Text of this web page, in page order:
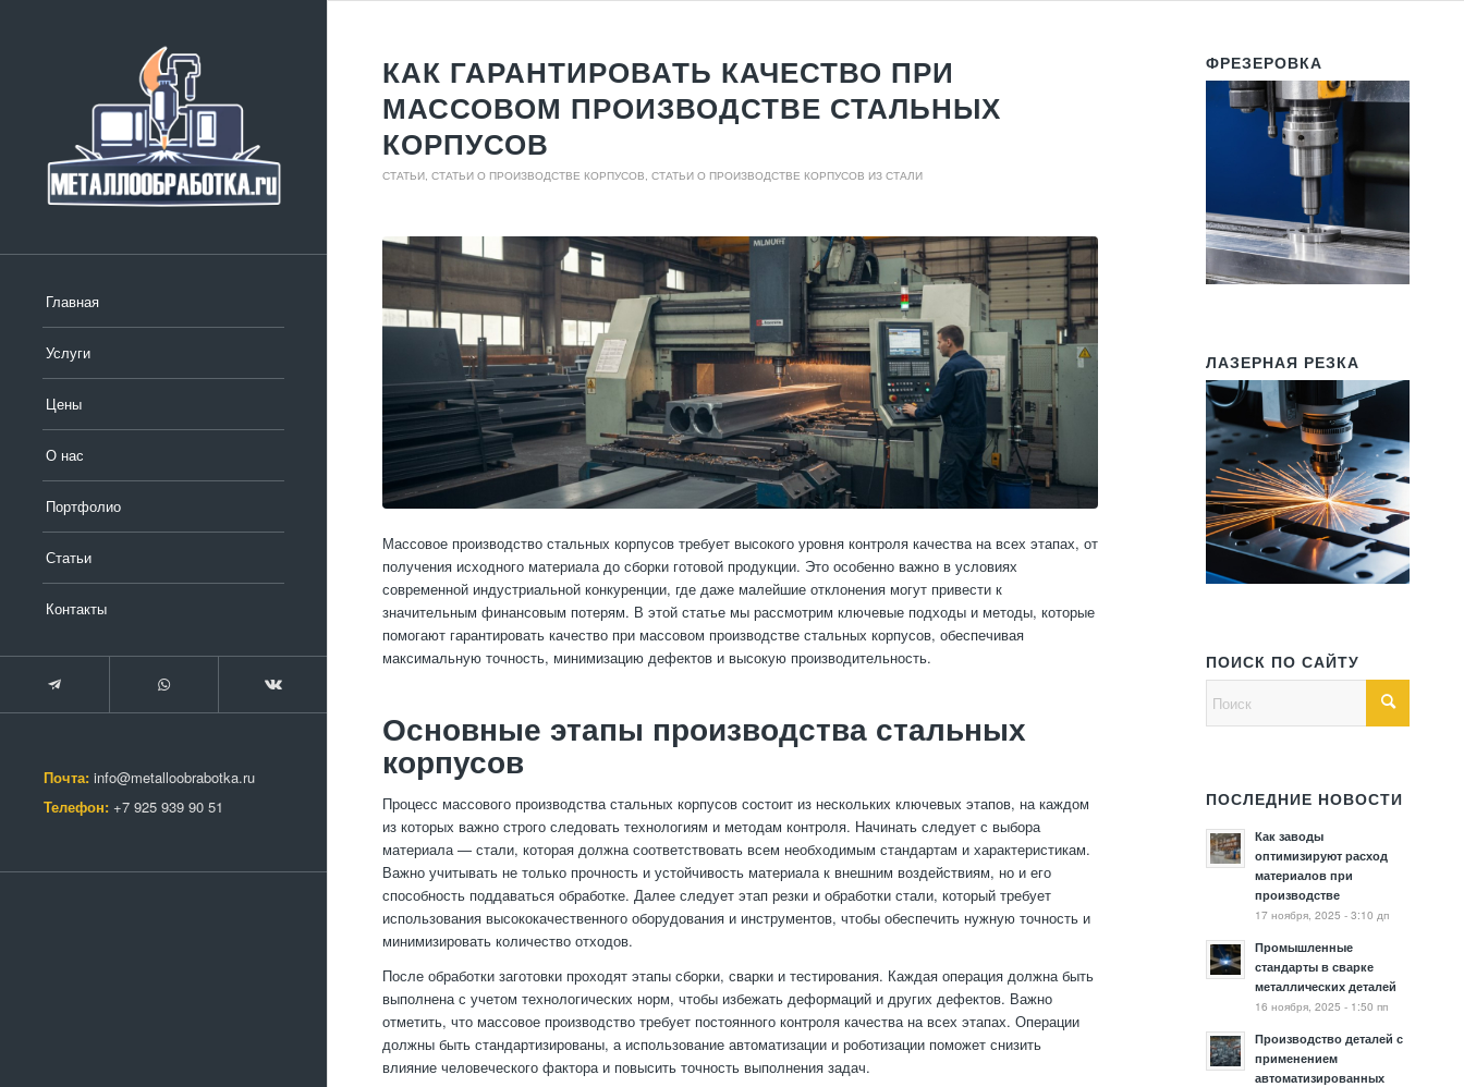
Главная
Услуги
Цены
О нас
Портфолио
Статьи
Контакты
Почта: info@metalloobrabotka.ru
Телефон: +7 925 939 90 51
КАК ГАРАНТИРОВАТЬ КАЧЕСТВО ПРИ
МАССОВОМ ПРОИЗВОДСТВЕ СТАЛЬНЫХ
КОРПУСОВ
СТАТЬИ СТАТЬИ О ПРОИЗВОДСТВЕ КОРПУСОВ СТАТЬИ О ПРОИЗВОДСТВЕ КОРПУСОВ ИЗ СТАЛИ
Массовое производство стальных корпусов требует высокого уровня контроля качества на всех этапах, от
получения исходного материала до сборки готовой продукции. Это особенно важно в условиях
современной индустриальной конкуренции, где даже малейшие отклонения могут привести к
значительным финансовым потерям. В этой статье мы рассмотрим ключевые подходы и методы, которые
помогают гарантировать качество при массовом производстве стальных корпусов, обеспечивая
максимальную точность, минимизацию дефектов и высокую производительность.
Основные этапы производства стальных
корпусов
Процесс массового производства стальных корпусов состоит из нескольких ключевых этапов, на каждом
из которых важно строго следовать технологиям и методам контроля. Начинать следует с выбора
материала — стали, которая должна соответствовать всем необходимым стандартам и характеристикам.
Важно учитывать не только прочность и устойчивость материала к внешним воздействиям, но и его
способность поддаваться обработке. Далее следует этап резки и обработки стали, который требует
использования высококачественного оборудования и инструментов, чтобы обеспечить нужную точность и
минимизировать количество отходов.
После обработки заготовки проходят этапы сборки, сварки и тестирования. Каждая операция должна быть
выполнена с учетом технологических норм, чтобы избежать деформаций и других дефектов. Важно
отметить, что массовое производство требует постоянного контроля качества на всех этапах. Операции
должны быть стандартизированы, а использование автоматизации и роботизации поможет снизить
влияние человеческого фактора и повысить точность выполнения задач.
ФРЕЗЕРОВКА
ЛАЗЕРНАЯ РЕЗКА
ПОИСК ПО САЙТУ
ПОСЛЕДНИЕ НОВОСТИ
Как заводы
оптимизируют расход
материалов при
производстве
17 ноября, 2025 - 3:10 дп
Промышленные
стандарты в сварке
металлических деталей
16 ноября, 2025 - 1:50 пп
Производство деталей с
применением
автоматизированных